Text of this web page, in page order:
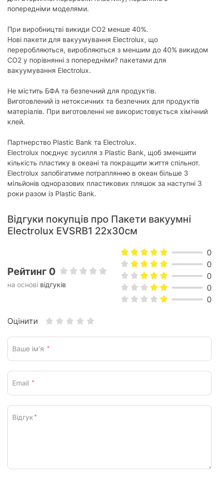
попередніми моделями.
При виробництві викиди СО2 менше 40%.
Нові пакети для вакуумування Electrolux, що
переробляються, виробляються з меншим до 40% викидом
СО2 у порівнянні з попередніми? пакетами для
вакуумування Electrolux.
Не містить БФА та безпечний для продуктів.
Виготовлений із нетоксичних та безпечних для продуктів
матеріалів. При виготовленні не використовується хімічний
клей.
Партнерство Plastic Bank та Electrolux.
Electrolux поєднує зусилля з Plastic Bank, щоб зменшити
кількість пластику в океані та покращити життя спільнот.
Electrolux запобігатиме потраплянню в океан більше 3
мільйонів одноразових пластикових пляшок за наступні 3
роки разом із Plastic Bank.
Відгуки покупців про Пакети вакуумні
Electrolux EVSRB1 22х30см
Рейтинг 0
на основі відгуків
0
0
0
0
0
Оцінити
Ваше ім’я *
Email *
Відгук *